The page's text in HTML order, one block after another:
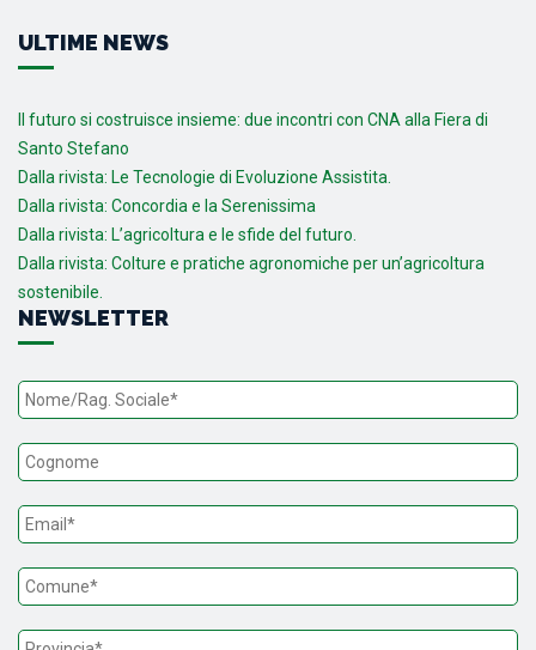
ULTIME NEWS
Il futuro si costruisce insieme: due incontri con CNA alla Fiera di
Santo Stefano
Dalla rivista: Le Tecnologie di Evoluzione Assistita.
Dalla rivista: Concordia e la Serenissima
Dalla rivista: L’agricoltura e le sfide del futuro.
Dalla rivista: Colture e pratiche agronomiche per un’agricoltura
sostenibile.
NEWSLETTER